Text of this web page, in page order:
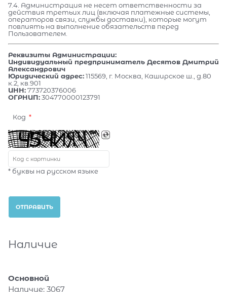
7.4. Администрация не несет ответственности за
действия третьих лиц (включая платежные системы,
операторов связи, службы доставки), которые могут
повлиять на выполнение обязательств перед
Пользователем.
Реквизиты Администрации:
Индивидуальный предприниматель Десятов Дмитрий
Александрович
Юридический адрес:115569, г. Москва, Каширское ш., д.80
к.2, кв.901
ИНН:773720376006
ОГРНИП:304770000123791
Код
* буквы на русском языке
Наличие
Основной
Наличие: 3067